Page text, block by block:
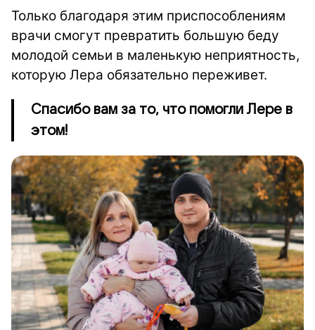
Только благодаря этим приспособлениям
врачи смогут превратить большую беду
молодой семьи в маленькую неприятность,
которую Лера обязательно переживет.
Спасибо вам за то, что помогли Лере в
этом!